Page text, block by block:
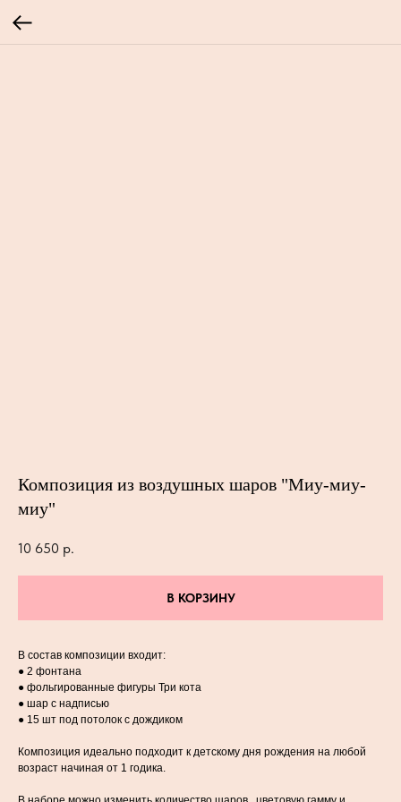
Композиция из воздушных шаров "Миу-миу-
миу"
10 650 р.
В КОРЗИНУ
В состав композиции входит:
● 2 фонтана
● фольгированные фигуры Три кота
● шар с надписью
● 15 шт под потолок с дождиком
Композиция идеально подходит к детскому дня рождения на любой
возраст начиная от 1 годика.